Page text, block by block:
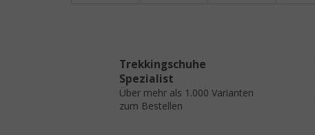
Trekkingschuhe
Spezialist
Über mehr als 1.000 Varianten
zum Bestellen